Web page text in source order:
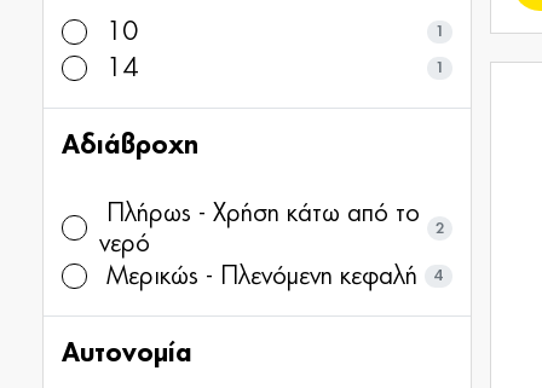
10 1
14 1
Αδιάβροχη
Πλήρως - Χρήση κάτω από το
νερό
2
Μερικώς - Πλενόμενη κεφαλή 4
Αυτονομία